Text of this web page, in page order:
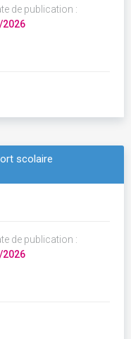
de publication :
2026
scolaire
de publication :
2026